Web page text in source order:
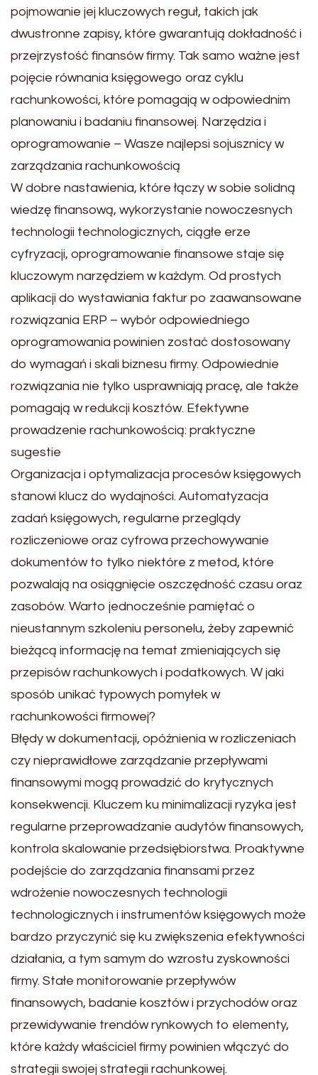
pojmowanie jej kluczowych reguł, takich jak
dwustronne zapisy, które gwarantują dokładność i
przejrzystość finansów firmy. Tak samo ważne jest
pojęcie równania księgowego oraz cyklu
rachunkowości, które pomagają w odpowiednim
planowaniu i badaniu finansowej. Narzędzia i
oprogramowanie – Wasze najlepsi sojusznicy w
zarządzania rachunkowością
W dobre nastawienia, które łączy w sobie solidną
wiedzę finansową, wykorzystanie nowoczesnych
technologii technologicznych, ciągłe erze
cyfryzacji, oprogramowanie finansowe staje się
kluczowym narzędziem w każdym. Od prostych
aplikacji do wystawiania faktur po zaawansowane
rozwiązania ERP – wybór odpowiedniego
oprogramowania powinien zostać dostosowany
do wymagań i skali biznesu firmy. Odpowiednie
rozwiązania nie tylko usprawniają pracę, ale także
pomagają w redukcji kosztów. Efektywne
prowadzenie rachunkowością: praktyczne
sugestie
Organizacja i optymalizacja procesów księgowych
stanowi klucz do wydajności. Automatyzacja
zadań księgowych, regularne przeglądy
rozliczeniowe oraz cyfrowa przechowywanie
dokumentów to tylko niektóre z metod, które
pozwalają na osiągnięcie oszczędność czasu oraz
zasobów. Warto jednocześnie pamiętać o
nieustannym szkoleniu personelu, żeby zapewnić
bieżącą informację na temat zmieniających się
przepisów rachunkowych i podatkowych. W jaki
sposób unikać typowych pomyłek w
rachunkowości firmowej?
Błędy w dokumentacji, opóźnienia w rozliczeniach
czy nieprawidłowe zarządzanie przepływami
finansowymi mogą prowadzić do krytycznych
konsekwencji. Kluczem ku minimalizacji ryzyka jest
regularne przeprowadzanie audytów finansowych,
kontrola skalowanie przedsiębiorstwa. Proaktywne
podejście do zarządzania finansami przez
wdrożenie nowoczesnych technologii
technologicznych i instrumentów księgowych może
bardzo przyczynić się ku zwiększenia efektywności
działania, a tym samym do wzrostu zyskowności
firmy. Stałe monitorowanie przepływów
finansowych, badanie kosztów i przychodów oraz
przewidywanie trendów rynkowych to elementy,
które każdy właściciel firmy powinien włączyć do
strategii swojej strategii rachunkowej.